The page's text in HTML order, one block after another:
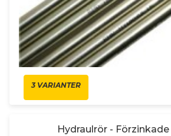
3 VARIANTER
Hydraulrör -